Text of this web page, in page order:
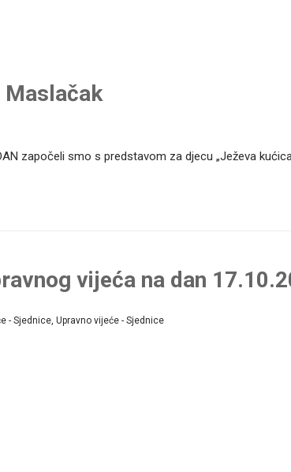
započeli smo s predstavom za djecu „Ježeva
vijeća na dan
- Sjednice, Upravno vijeće - Sjednice